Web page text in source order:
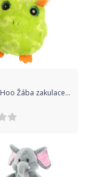
PLYŠ Yoo Hoo Žába zakulacené zvířátko YooHoo & Friends *PLYŠOVÉ HRAČKY*